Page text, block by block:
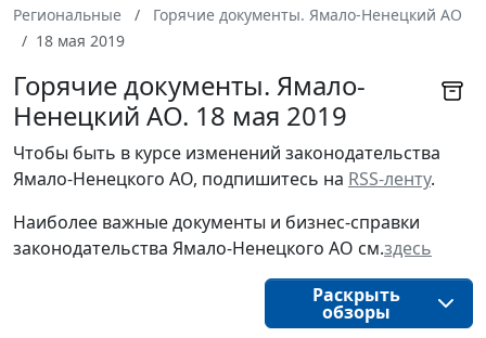
Региональные
Горячие документы. Ямало-Ненецкий АО
18 мая 2019
Горячие документы. Ямало-
Ненецкий АО. 18 мая 2019
Чтобы быть в курсе изменений законодательства
Ямало-Ненецкого АО, подпишитесь на RSS-ленту.
Наиболее важные документы и бизнес-справки
законодательства Ямало-Ненецкого АО см.здесь
Раскрыть
обзоры